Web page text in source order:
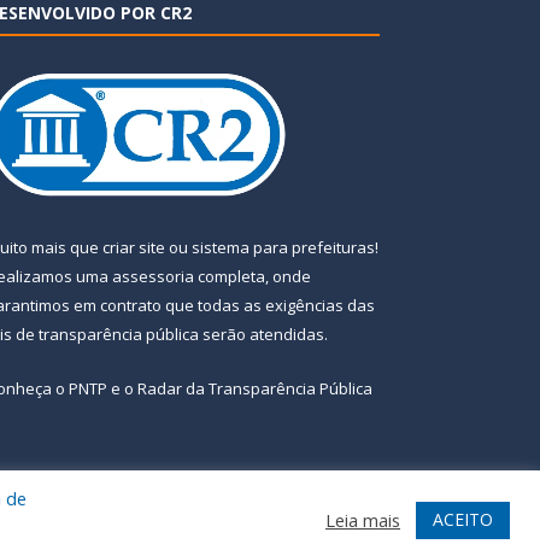
POR CR2
mais que criar site ou sistema para prefeituras!
uma assessoria completa, onde
em contrato que todas as exigências das
de transparência pública serão atendidas.
o PNTP e o Radar da Transparência Pública
Acessar Webmail
de
Leia mais ACEITO